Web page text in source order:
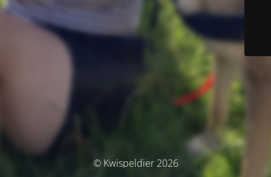
© Kwispeldier 2026